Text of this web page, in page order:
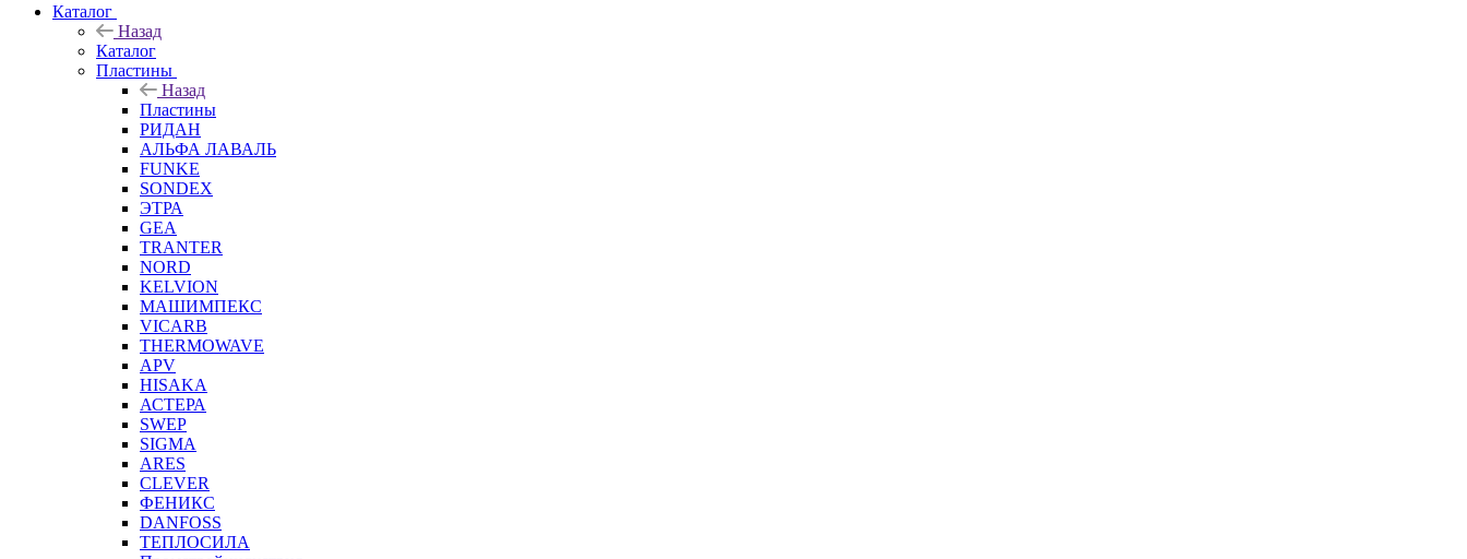
Каталог
Назад
Каталог
Пластины
Назад
Пластины
РИДАН
АЛЬФА ЛАВАЛЬ
FUNKE
SONDEX
ЭТРА
GEA
TRANTER
NORD
KELVION
МАШИМПЕКС
VICARB
THERMOWAVE
APV
HISAKA
АСТЕРА
SWEP
SIGMA
ARES
CLEVER
ФЕНИКС
DANFOSS
ТЕПЛОСИЛА